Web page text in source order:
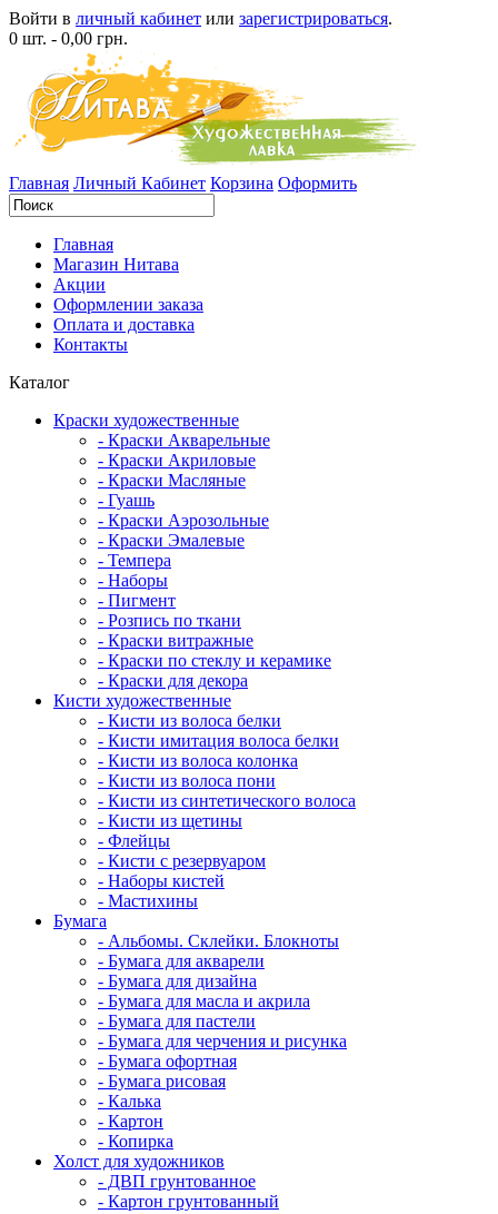
Войти в личный кабинет или зарегистрироваться.
0 шт. - 0,00 грн.
Главная Личный Кабинет Корзина Оформить
Главная
Магазин Нитава
Акции
Оформлении заказа
Оплата и доставка
Контакты
Каталог
Краски художественные
- Краски Акварельные
- Краски Акриловые
- Краски Масляные
- Гуашь
- Краски Аэрозольные
- Краски Эмалевые
- Темпера
- Наборы
- Пигмент
- Розпись по ткани
- Краски витражные
- Краски по стеклу и керамике
- Краски для декора
Кисти художественные
- Кисти из волоса белки
- Кисти имитация волоса белки
- Кисти из волоса колонка
- Кисти из волоса пони
- Кисти из синтетического волоса
- Кисти из щетины
- Флейцы
- Кисти с резервуаром
- Наборы кистей
- Мастихины
Бумага
- Альбомы. Склейки. Блокноты
- Бумага для акварели
- Бумага для дизайна
- Бумага для масла и акрила
- Бумага для пастели
- Бумага для черчения и рисунка
- Бумага офортная
- Бумага рисовая
- Калька
- Картон
- Копирка
Холст для художников
- ДВП грунтованное
- Картон грунтованный